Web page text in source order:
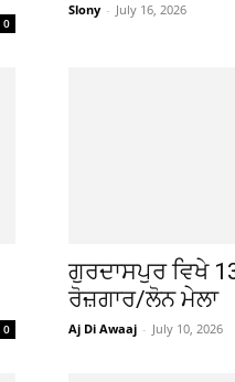
0
Slony - July 16, 2026
0
ਗੁਰਦਾਸਪੁਰ ਵਿਖੇ
ਰੋਜ਼ਗਾਰ/ਲੋਨ ਮੇਲਾ
Aj Di Awaaj - July 10, 2026